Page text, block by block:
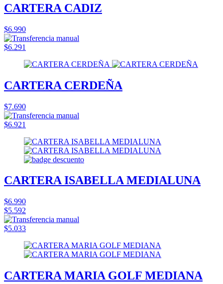
CARTERA CADIZ
$6.990
$6.291
CARTERA CERDEÑA
$7.690
$6.921
CARTERA ISABELLA MEDIALUNA
$6.990
$5.592
$5.033
CARTERA MARIA GOLF MEDIANA